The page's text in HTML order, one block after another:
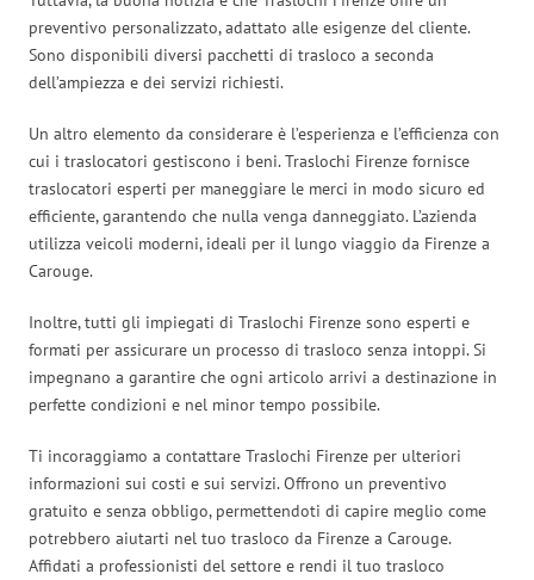
preventivo personalizzato, adattato alle esigenze del cliente.
Sono disponibili diversi pacchetti di trasloco a seconda
dell’ampiezza e dei servizi richiesti.
Un altro elemento da considerare è l’esperienza e l’efficienza con
cui i traslocatori gestiscono i beni. Traslochi Firenze fornisce
traslocatori esperti per maneggiare le merci in modo sicuro ed
efficiente, garantendo che nulla venga danneggiato. L’azienda
utilizza veicoli moderni, ideali per il lungo viaggio da Firenze a
Carouge.
Inoltre, tutti gli impiegati di Traslochi Firenze sono esperti e
formati per assicurare un processo di trasloco senza intoppi. Si
impegnano a garantire che ogni articolo arrivi a destinazione in
perfette condizioni e nel minor tempo possibile.
Ti incoraggiamo a contattare Traslochi Firenze per ulteriori
informazioni sui costi e sui servizi. Offrono un preventivo
gratuito e senza obbligo, permettendoti di capire meglio come
potrebbero aiutarti nel tuo trasloco da Firenze a Carouge.
Affidati a professionisti del settore e rendi il tuo trasloco